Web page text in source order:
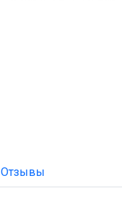
Отзывы